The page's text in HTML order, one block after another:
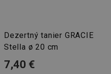
Dezertný tanier GRACIE
Stella ø 20 cm
7,40 €